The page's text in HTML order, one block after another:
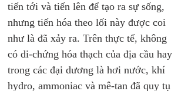
tiến tới và tiến lên để tạo ra sự sống,
nhưng tiến hóa theo lối này được coi
như là đã xảy ra. Trên thực tế, không
có di-chứng hóa thạch của địa cầu hay
trong các đại dương là hơi nước, khí
hydro, ammoniac và mê-tan đã quy tụ